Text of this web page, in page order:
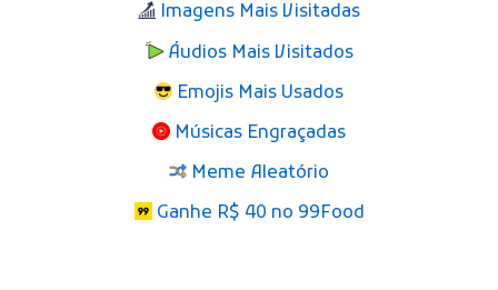
Imagens Mais Visitadas
Áudios Mais Visitados
Emojis Mais Usados
Músicas Engraçadas
Meme Aleatório
Ganhe R$ 40 no 99Food